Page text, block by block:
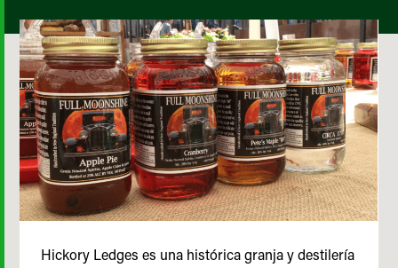
Hickory Ledges es una histórica granja y destilería